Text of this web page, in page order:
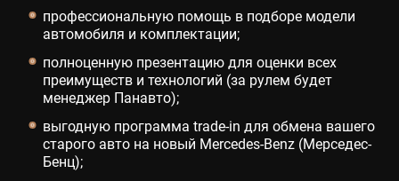
профессиональную помощь в подборе модели
автомобиля и комплектации;
полноценную презентацию для оценки всех
преимуществ и технологий (за рулем будет
менеджер Панавто);
выгодную программа trade-in для обмена вашего
старого авто на новый Mercedes-Benz (Мерседес-
Бенц);